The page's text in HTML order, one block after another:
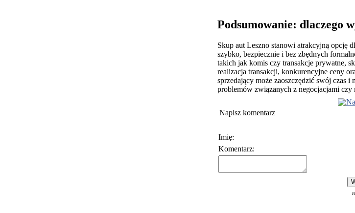
Podsumowanie: dlaczego
Skup aut Leszno stanowi atrakcyjną opcję
szybko, bezpiecznie i bez zbędnych
takich jak komis czy transakcje prywatne,
realizacja transakcji, konkurencyjne ceny
sprzedający może zaoszczędzić swój czas
problemów związanych z negocjacjami czy
Napisz komentarz
Imię:
Komentarz: